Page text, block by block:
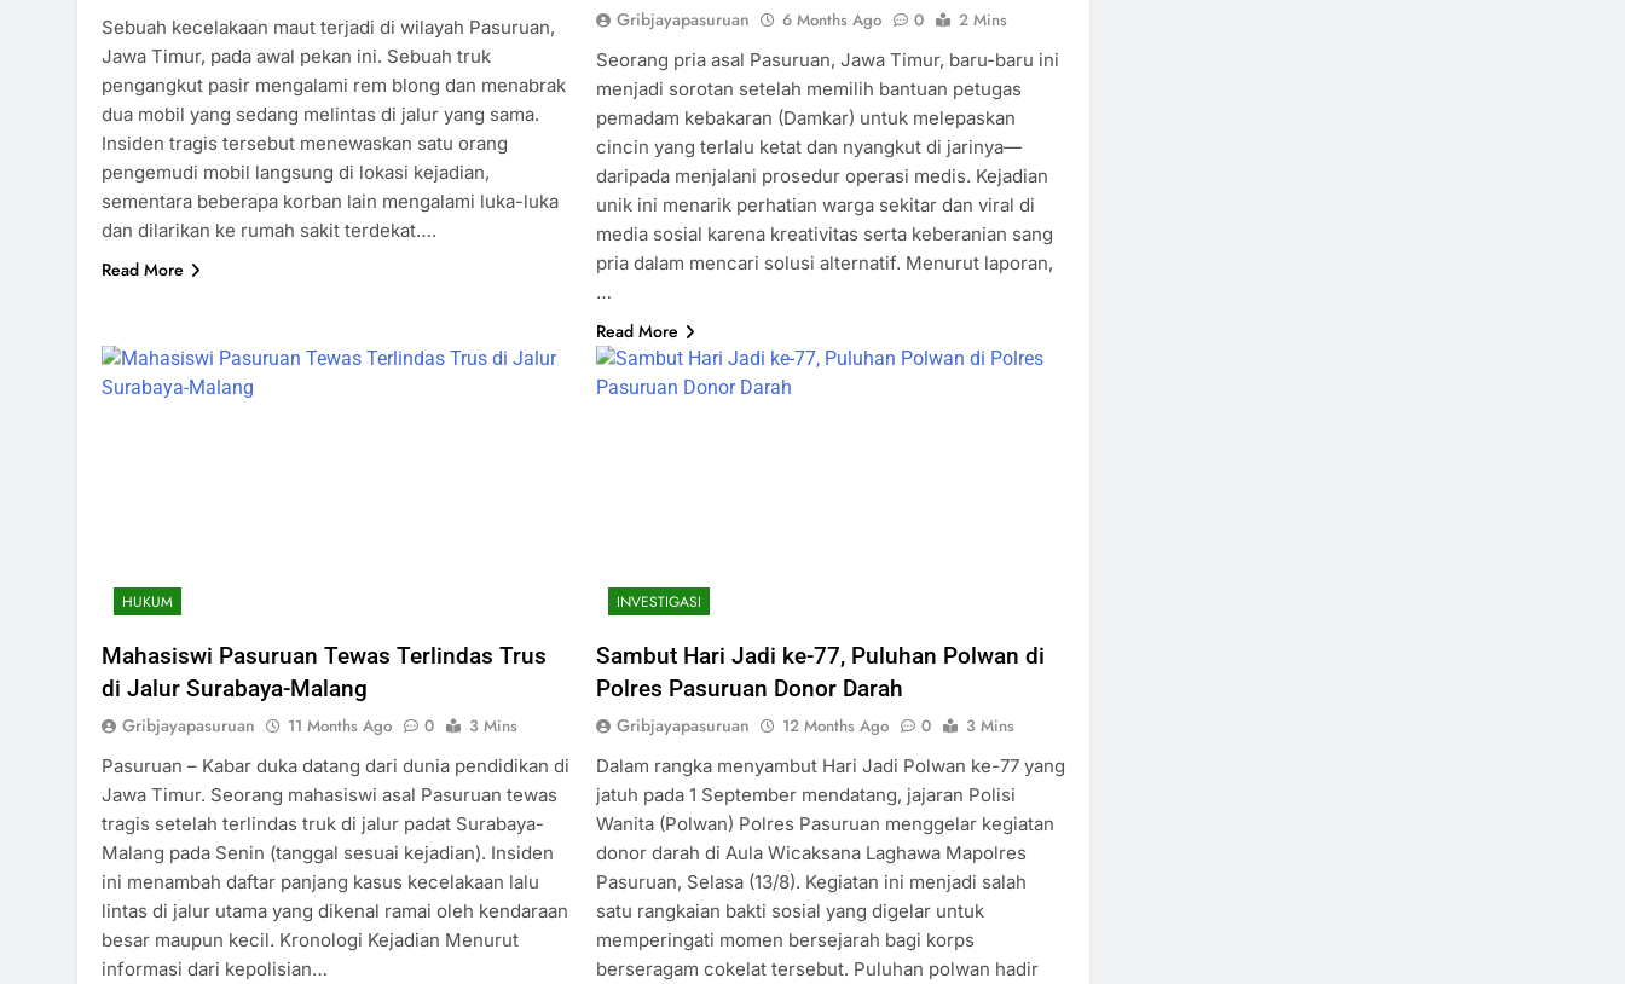
Sebuah kecelakaan maut terjadi di wilayah Pasuruan,
Jawa Timur, pada awal pekan ini. Sebuah truk
pengangkut pasir mengalami rem blong dan menabrak
dua mobil yang sedang melintas di jalur yang sama.
Insiden tragis tersebut menewaskan satu orang
pengemudi mobil langsung di lokasi kejadian,
sementara beberapa korban lain mengalami luka-luka
dan dilarikan ke rumah sakit terdekat….
Read More
Gribjayapasuruan 6 Months Ago 0
2 Mins
Seorang pria asal Pasuruan, Jawa Timur, baru-baru ini
menjadi sorotan setelah memilih bantuan petugas
pemadam kebakaran (Damkar) untuk melepaskan
cincin yang terlalu ketat dan nyangkut di jarinya—
daripada menjalani prosedur operasi medis. Kejadian
unik ini menarik perhatian warga sekitar dan viral di
media sosial karena kreativitas serta keberanian sang
pria dalam mencari solusi alternatif. Menurut laporan,
…
Read More
HUKUM
Mahasiswi Pasuruan Tewas Terlindas Trus
di Jalur Surabaya-Malang
Gribjayapasuruan 11 Months Ago 0
3 Mins
Pasuruan – Kabar duka datang dari dunia pendidikan di
Jawa Timur. Seorang mahasiswi asal Pasuruan tewas
tragis setelah terlindas truk di jalur padat Surabaya-
Malang pada Senin (tanggal sesuai kejadian). Insiden
ini menambah daftar panjang kasus kecelakaan lalu
lintas di jalur utama yang dikenal ramai oleh kendaraan
besar maupun kecil. Kronologi Kejadian Menurut
informasi dari kepolisian…
INVESTIGASI
Sambut Hari Jadi ke-77, Puluhan Polwan di
Polres Pasuruan Donor Darah
Gribjayapasuruan 12 Months Ago 0
3 Mins
Dalam rangka menyambut Hari Jadi Polwan ke-77 yang
jatuh pada 1 September mendatang, jajaran Polisi
Wanita (Polwan) Polres Pasuruan menggelar kegiatan
donor darah di Aula Wicaksana Laghawa Mapolres
Pasuruan, Selasa (13/8). Kegiatan ini menjadi salah
satu rangkaian bakti sosial yang digelar untuk
memperingati momen bersejarah bagi korps
berseragam cokelat tersebut. Puluhan polwan hadir